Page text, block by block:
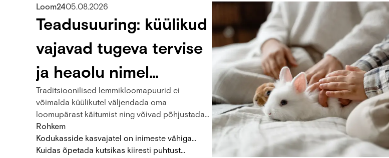
Loom2405.08.2026
Teadusuuring: küülikud
vajavad tugeva tervise
ja heaolu nimel
vabapidamist
Traditsioonilised lemmikloomapuurid ei
võimalda küülikutel väljendada oma
loomupärast käitumist ning võivad põhjustada
pikaajalisi terviseprobleeme, selgub Berni
Ülikooli veterinaararstide ja loomakäitumise
teadlaste läbiviidud teadusuuringust.
Rohkem
Kodukasside kasvajatel on inimeste vähiga
sarnased geneetilised omadused
Kuidas õpetada kutsikas kiiresti puhtust